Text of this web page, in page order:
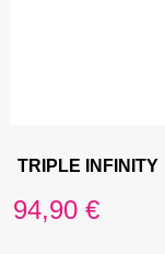
TRIPLE INFINITY
94,90 €